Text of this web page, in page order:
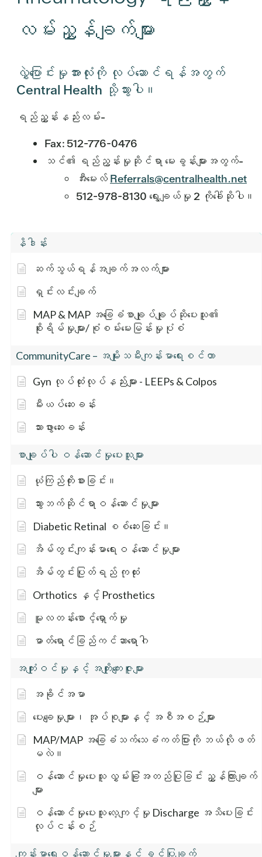
နိဒါန်း
ဆက်သွယ်ရန်အချက်အလက်များ
ရှင်းလင်းချက်
MAP & MAP အခြေခံစာချုပ်ချုပ်ဆိုပေးသူ၏
စိုးရိမ်မှုများ/စုံစမ်းမေးမြန်းမှုပုံစံ
CommunityCare – အမျိုးသမီးကျန်းမာရေးစင်တာ
Gyn လုပ်ထုံးလုပ်နည်းများ - LEEPs & Colpos
မီးယပ်ဆေးခန်း
သားဖွားဆေးခန်း
စာချုပ်ပါ ဝန်ဆောင်မှုပေးသူများ
ယုံကြည်ကိုးစားခြင်း။
သွားဘက်ဆိုင်ရာဝန်ဆောင်မှုများ
Diabetic Retinal စစ်ဆေးခြင်း။
အိမ်တွင်းကျန်းမာရေးဝန်ဆောင်မှုများ
အိမ်တွင်းပြုတ်ရည် ကုထုံး
Orthotics နှင့် Prosthetics
မူလတန်းစောင့်ရှောက်မှု
ဓာတ်ရောင်ခြည်ကင်ဆာရောဂါ
အကျုံးဝင်မှုနှင့် အကျိုးကျေးဇူးများ
အခိုင်အမာ
ပေးချေမှုများ၊ အုပ်စုများနှင့် အစီအစဉ်များ
MAP/MAP အခြေခံသက်သေခံကတ်ပြားကို ဘယ်လိုဖတ်
မလဲ။
ဝန်ဆောင်မှုပေးသူ လွှမ်းခြုံအတည်ပြုခြင်း ညွှန်ကြားချက်
များ
ဝန်ဆောင်မှုပေးသူ လေ့ကျင့်မှု Discharge အသိပေးခြင်း
လုပ်ငန်းစဉ်
ကျန်းမာရေးဝန်ဆောင်မှုများနှင့် ခွင့်ပြုချက်
လမ်းညွှန်ချက်များ
လွှဲပြောင်းမှုအားလုံးကို လုပ်ဆောင်ရန်အတွက်
Central Health သို့သွားပါ။
ရည်ညွှန်းနည်းလမ်း-
Fax: 512-776-0476
သင်၏ ရည်ညွန်းမှုဆိုင်ရာ မေးခွန်းများအတွက်-
အီးမေးလ် Referrals@centralhealth.net
512-978-8130 ရွေးချယ်မှု 2 ကိုခေါ်ဆိုပါ။